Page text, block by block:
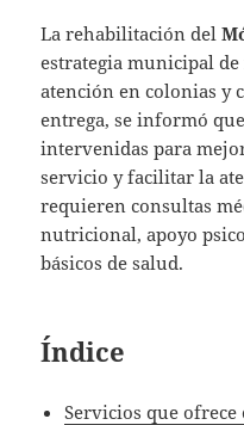
La rehabilitación del
estrategia municipal
atención en colonias y
entrega, se informó
intervenidas para
servicio y facilitar la
requieren consultas
nutricional, apoyo
básicos de salud.
Índice
Servicios que